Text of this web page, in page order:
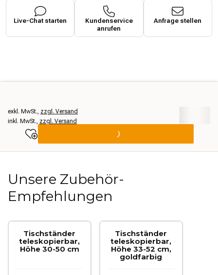
Live-Chat starten
Kundenservice
anrufen
Anfrage stellen
inkl. MwSt., zzgl. Versand
exkl. MwSt., zzgl. Versand
Unsere Zubehör-
Empfehlungen
Tischständer
teleskopierbar,
Höhe 30-50 cm
Tischständer
teleskopierbar,
Höhe 33-52 cm,
goldfarbig